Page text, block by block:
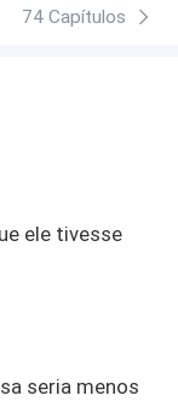
em noites
limites
reputações...
74 Capítulos
ele tivesse
seria menos